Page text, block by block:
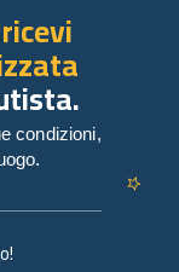
ricevi
condizioni,